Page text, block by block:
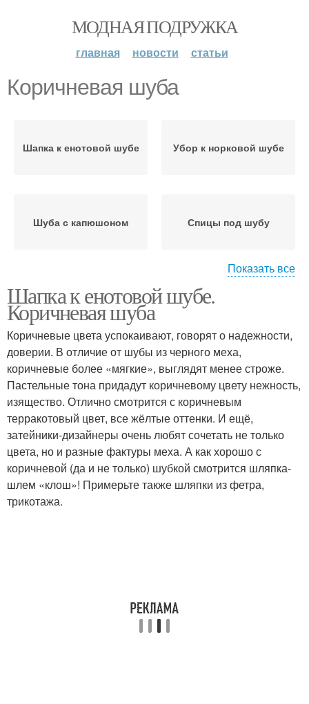
МОДНАЯ ПОДРУЖКА
главная новости статьи
Коричневая шуба
Шапка к енотовой шубе Убор к норковой шубе
Шуба с капюшоном Спицы под шубу
Шапка под шубу
Убор к каракулевой
Убор под шубу Шубы из нутрии
Модные шубы Шубы из каракуля
Показать все
Шапка к енотовой шубе.
Коричневая шуба
Коричневые цвета успокаивают, говорят о надежности,
доверии. В отличие от шубы из черного меха,
коричневые более «мягкие», выглядят менее строже.
Пастельные тона придадут коричневому цвету нежность,
изящество. Отлично смотрится с коричневым
терракотовый цвет, все жёлтые оттенки. И ещё,
затейники-дизайнеры очень любят сочетать не только
цвета, но и разные фактуры меха. А как хорошо с
коричневой (да и не только) шубкой смотрится шляпка-
шлем «клош»! Примерьте также шляпки из фетра,
трикотажа.